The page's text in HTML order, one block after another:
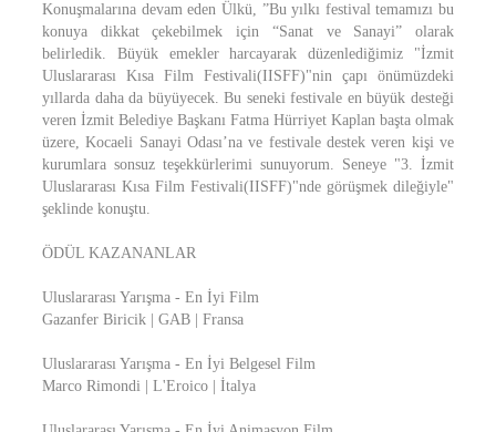
Konuşmalarına devam eden Ülkü, ”Bu yılkı festival temamızı bu
konuya dikkat çekebilmek için “Sanat ve Sanayi” olarak
belirledik. Büyük emekler harcayarak düzenlediğimiz "İzmit
Uluslararası Kısa Film Festivali(IISFF)"nin çapı önümüzdeki
yıllarda daha da büyüyecek. Bu seneki festivale en büyük desteği
veren İzmit Belediye Başkanı Fatma Hürriyet Kaplan başta olmak
üzere, Kocaeli Sanayi Odası’na ve festivale destek veren kişi ve
kurumlara sonsuz teşekkürlerimi sunuyorum. Seneye "3. İzmit
Uluslararası Kısa Film Festivali(IISFF)"nde görüşmek dileğiyle"
şeklinde konuştu.
ÖDÜL KAZANANLAR
Uluslararası Yarışma - En İyi Film
Gazanfer Biricik | GAB | Fransa
Uluslararası Yarışma - En İyi Belgesel Film
Marco Rimondi | L'Eroico | İtalya